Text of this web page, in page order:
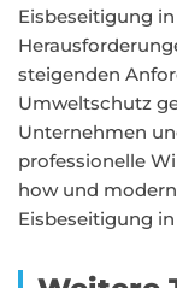
Eisbeseitigung
steigenden
Umweltschutz
Unternehmen
professionelle
how und
Eisbeseitigung